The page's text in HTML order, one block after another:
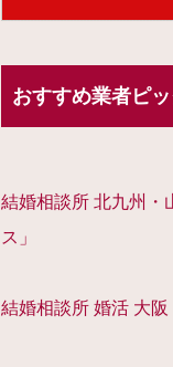
おすすめ業者ピ
結婚相談所 北九州・
ス」
結婚相談所 婚活 大阪